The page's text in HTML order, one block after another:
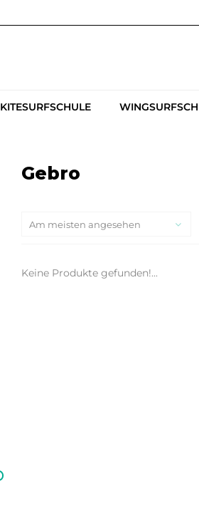
KITESURFSCHULE
Gebro
Am meisten angesehen
Keine Produkte gefunden!...